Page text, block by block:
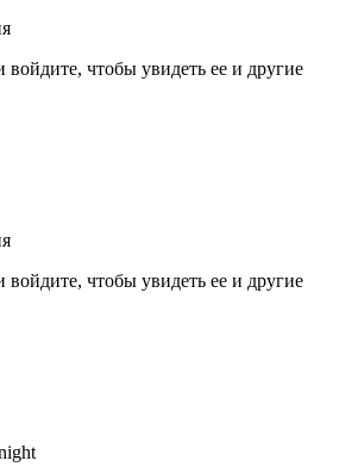
войдите, чтобы увидеть ее и другие
войдите, чтобы увидеть ее и другие